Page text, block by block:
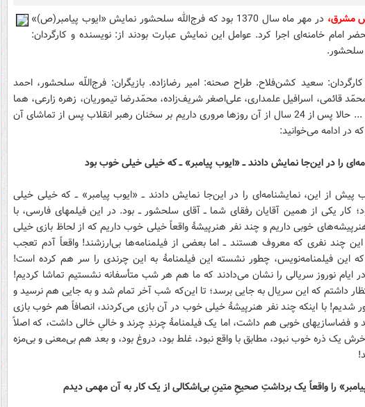
مشرق،
در مهر ماه سال 1370 بود که فرج‌الله سلحشور نمایش «ایوب پیامبر(ص)»
امام خامنه‌ای اجرا کرد. عوامل این نمایش عبارت بودند از: نویسنده و کارگردان:
سلحشور.
سعید کشن‌فلاح. طراح صحنه: امیر رضازاده. بازیگران: فرج‌اللّه سلحشور، احمد
قائمی، اسرافیل علمداری، علی‌اصغر شریف‌زاده، محمّدرضا تیموریان، زهره زارعی، هما
اسدی و ... حالا پس از 24 سال از آن روزها مروری داریم بر سخنان رهبر انقلاب پس از تماشای آن
در ادامه می‌خوانید:
را در این‌جا نمایش دادند ــ «ایوب پیامبر» ــ که خیلی خیلی خوب بود
از این، نمایشنامه‌ای را در این‌جا نمایش دادند ــ «ایوب پیامبر» ــ که خیلی خیلی
کار یکی از همین آقایان رفقای شما ــ آقای سلحشور ــ بود. در این فیلمهای فارسی، با
خوبی داریم و چند نفر هنرپیشهٔ واقعاً خیلی خوب داریم که از لحاظ بازی خیلی
این چند نفری که معروف هستند ــ اما بعضی از فیلمنامه‌ها بی‌ارزشند! واقعاً آدم تعجب
این فیلمنامه‌نویس، چطور نشسته این فیلمنامهٔ به این چرندی را سر هم کرده است!
ایام نوروز سریالی را نشان می‌دادند که ما هم هر شب متأسفانه نشستیم تماشا کردیم!
داشتم که این سریال به جایی برسد؛ تا این‌که شب آخر تمام شد و به جایی هم نرسید و
شدیم! با اینکه چند نفر هنرپیشهٔ خیلی خوب در آن بازی می‌کردند، انصافاً هم خوب بازی
و فضاسازیهای خوبی هم داشت، اما یک فیلمنامهٔ چرندِ چرند و خالىِ خالی داشت، که اصلاً
یک ذره خوب نبود، مطابق با واقع نبود، غلط بود، دروغ بود، و بعد هم بی‌معنی و بی‌مزه
را واقعاً یک برداشتِ صحیحِ متینِ بی‌اشکالی از یک کار به آن مهمی دیدم